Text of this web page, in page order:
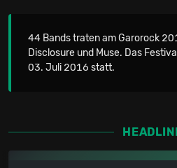
44 Bands traten am Garorock
Disclosure und Muse. Das
03. Juli 2016 statt.